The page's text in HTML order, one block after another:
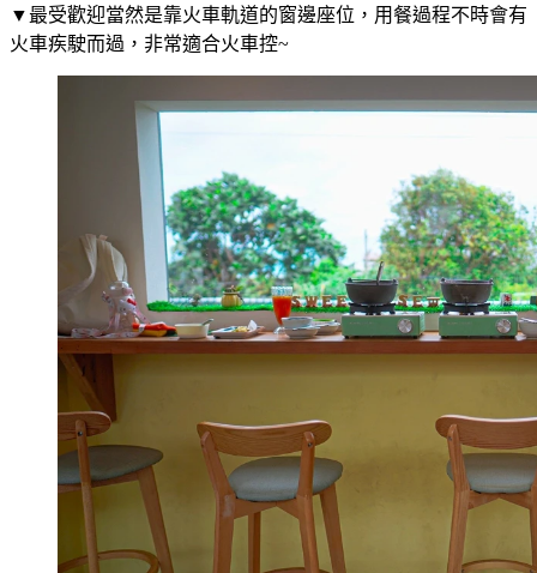
▼最受歡迎當然是靠火車軌道的窗邊座位，用餐過程不時會有
火車疾駛而過，非常適合火車控~